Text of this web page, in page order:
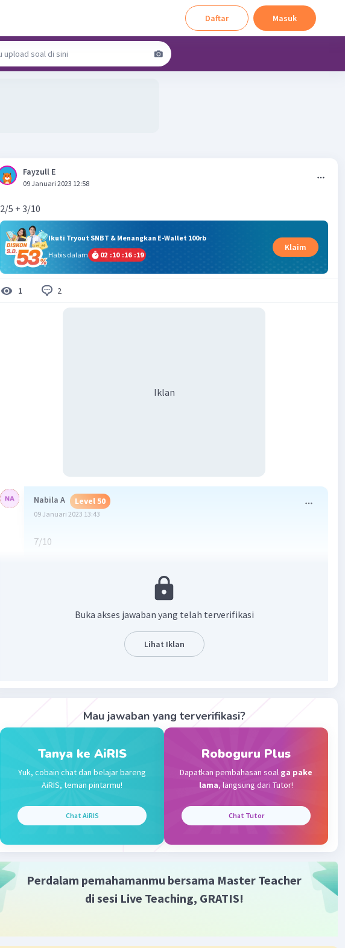
Daftar Masuk
Fayzull E
09 Januari 2023 12:58
2/5 + 3/10
Ikuti Tryout SNBT & Menangkan E-Wallet 100rb
Habis dalam
02 :10 :16 :18
Klaim
1 2
Iklan
Nabila A Level 50
09 Januari 2023 13:43
7/10
Level 50
Beri Rating· (
Buka akses jawaban yang telah terverifikasi
Lihat Iklan
Mau jawaban yang terverifikasi?
Tanya ke AiRIS
Yuk, cobain chat dan belajar bareng
AiRIS, teman pintarmu!
Chat AiRIS
Roboguru Plus
Dapatkan pembahasan soal ga pake
lama, langsung dari Tutor!
Chat Tutor
Perdalam pemahamanmu bersama Master Teacher
di sesi Live Teaching, GRATIS!